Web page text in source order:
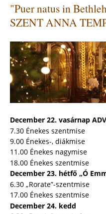
CSALÁD
VASÁRNAPJA
(2024.
29.)
"Puer natus in
SZENT ANNA
December 22. vasárnap
7.30 Énekes szentmise
9.00 Énekes-, diákmise
11.00 Énekes nagymise
18.00 Énekes szentmise
December 23. hétfő „Ó
6.30 „Rorate”-szentmise
17.00 Énekes szentmise
December 24. kedd